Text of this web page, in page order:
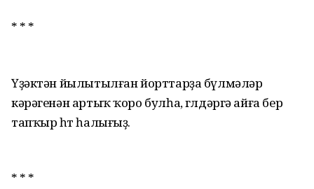
* * *
Үҙәктән йылытылған йорттарҙа бүлмәләр
кәрәгенән артыҡ ҡоро булһа, гөлдәргә айға бер
тапҡыр һөт һалығыҙ.
* * *